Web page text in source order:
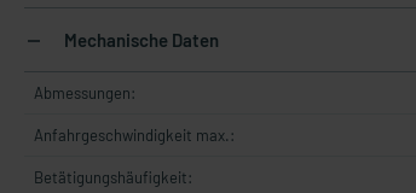
Mechanische Daten
Abmessungen:
Anfahrgeschwindigkeit max.:
Betätigungshäufigkeit: